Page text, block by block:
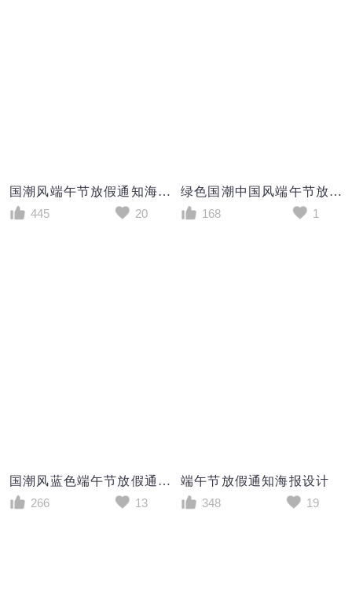
国潮风端午节放假通知海报
445
20
绿色国潮中国风端午节放假通知端午安康手机海报
168
1
国潮风蓝色端午节放假通知手机宣传海报
266
13
端午节放假通知海报设计
348
19